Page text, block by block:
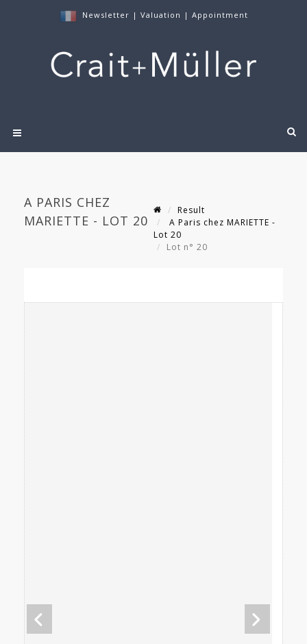
Newsletter | Valuation | Appointment
A PARIS CHEZ
MARIETTE - LOT 20
Result
A Paris chez MARIETTE -
Lot 20
Lot n° 20